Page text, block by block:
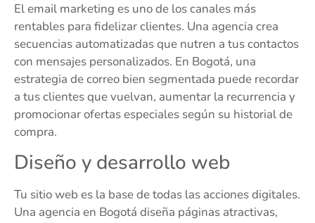
El email marketing es uno de los canales más
rentables para fidelizar clientes. Una agencia crea
secuencias automatizadas que nutren a tus contactos
con mensajes personalizados. En Bogotá, una
estrategia de correo bien segmentada puede recordar
a tus clientes que vuelvan, aumentar la recurrencia y
promocionar ofertas especiales según su historial de
compra.
Diseño y desarrollo web
Tu sitio web es la base de todas las acciones digitales.
Una agencia en Bogotá diseña páginas atractivas,